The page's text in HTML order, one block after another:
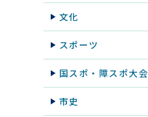
文化
スポーツ
国スポ・障スポ大会
市史